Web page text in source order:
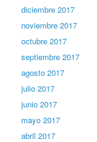
diciembre 2017
noviembre 2017
octubre 2017
septiembre 2017
agosto 2017
julio 2017
junio 2017
mayo 2017
abril 2017